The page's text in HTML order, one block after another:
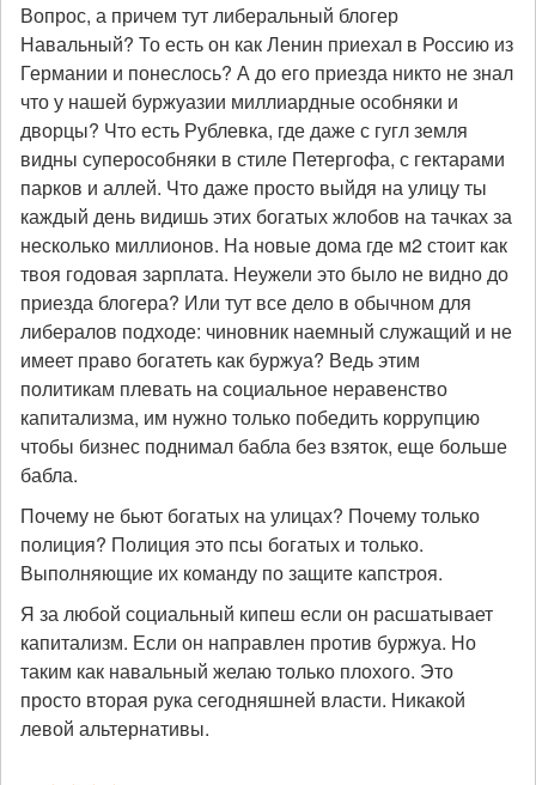
Вопрос, а причем тут либеральный блогер
Навальный? То есть он как Ленин приехал в Россию из
Германии и понеслось? А до его приезда никто не знал
что у нашей буржуазии миллиардные особняки и
дворцы? Что есть Рублевка, где даже с гугл земля
видны суперособняки в стиле Петергофа, с гектарами
парков и аллей. Что даже просто выйдя на улицу ты
каждый день видишь этих богатых жлобов на тачках за
несколько миллионов. На новые дома где м2 стоит как
твоя годовая зарплата. Неужели это было не видно до
приезда блогера? Или тут все дело в обычном для
либералов подходе: чиновник наемный служащий и не
имеет право богатеть как буржуа? Ведь этим
политикам плевать на социальное неравенство
капитализма, им нужно только победить коррупцию
чтобы бизнес поднимал бабла без взяток, еще больше
бабла.
Почему не бьют богатых на улицах? Почему только
полиция? Полиция это псы богатых и только.
Выполняющие их команду по защите капстроя.
Я за любой социальный кипеш если он расшатывает
капитализм. Если он направлен против буржуа. Но
таким как навальный желаю только плохого. Это
просто вторая рука сегодняшней власти. Никакой
левой альтернативы.